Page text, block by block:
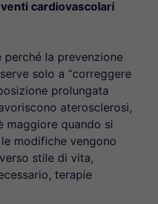
cardiovascolari
la prevenzione
solo a “correggere
prolungata
aterosclerosi,
maggiore quando si
modifiche vengono
stile di vita,
terapie